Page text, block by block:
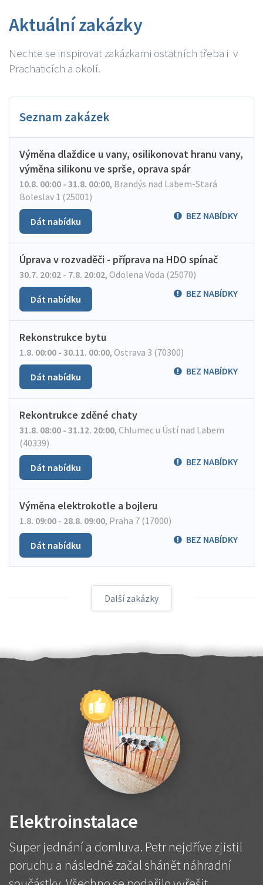
Aktuální zakázky
Nechte se inspirovat zakázkami ostatních třeba i v
Prachaticích a okolí.
Seznam zakázek
Výměna dlaždice u vany, osilikonovat hranu vany,
výměna silikonu ve sprše, oprava spár
10.8. 00:00 - 31.8. 00:00, Brandýs nad Labem-Stará
Boleslav 1 (25001)
BEZ NABÍDKY
Dát nabídku
Úprava v rozvaděči - příprava na HDO spínač
30.7. 20:02 - 7.8. 20:02, Odolena Voda (25070)
BEZ NABÍDKY
Dát nabídku
Rekonstrukce bytu
1.8. 00:00 - 30.11. 00:00, Ostrava 3 (70300)
BEZ NABÍDKY
Dát nabídku
Rekontrukce zděné chaty
31.8. 08:00 - 31.12. 20:00, Chlumec u Ústí nad Labem
(40339)
BEZ NABÍDKY
Dát nabídku
Výměna elektrokotle a bojleru
1.8. 09:00 - 28.8. 09:00, Praha 7 (17000)
BEZ NABÍDKY
Dát nabídku
Další zakázky
Elektroinstalace
Super jednání a domluva. Petr nejdříve zjistil
poruchu a následně začal shánět náhradní